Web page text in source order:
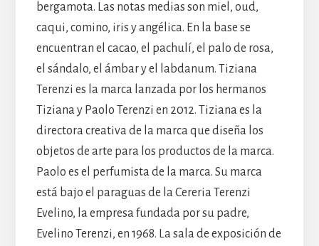
bergamota. Las notas medias son miel, oud,
caqui, comino, iris y angélica. En la base se
encuentran el cacao, el pachulí, el palo de rosa,
el sándalo, el ámbar y el labdanum. Tiziana
Terenzi es la marca lanzada por los hermanos
Tiziana y Paolo Terenzi en 2012. Tiziana es la
directora creativa de la marca que diseña los
objetos de arte para los productos de la marca.
Paolo es el perfumista de la marca. Su marca
está bajo el paraguas de la Cereria Terenzi
Evelino, la empresa fundada por su padre,
Evelino Terenzi, en 1968. La sala de exposición de